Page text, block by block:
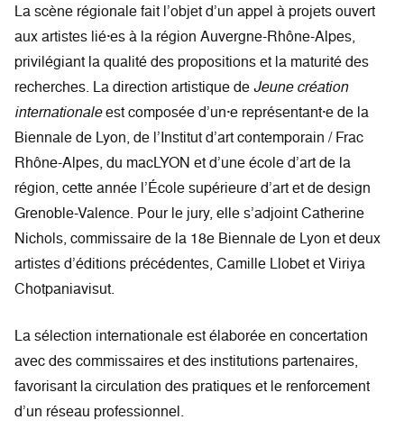
La scène régionale fait l’objet d’un appel à projets ouvert
aux artistes lié·es à la région Auvergne-Rhône-Alpes,
privilégiant la qualité des propositions et la maturité des
recherches. La direction artistique deJeune création
internationaleest composée d’un·e représentant·e de la
Biennale de Lyon, de l’Institut d’art contemporain / Frac
Rhône-Alpes, du macLYON et d’une école d’art de la
région, cette année l’École supérieure d’art et de design
Grenoble-Valence. Pour le jury, elle s’adjoint Catherine
Nichols, commissaire de la 18e Biennale de Lyon et deux
artistes d’éditions précédentes, Camille Llobet et Viriya
Chotpaniavisut.
La sélection internationale est élaborée en concertation
avec des commissaires et des institutions partenaires,
favorisant la circulation des pratiques et le renforcement
d’un réseau professionnel.